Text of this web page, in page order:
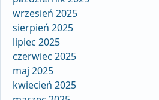
wrzesień 2025
sierpień 2025
lipiec 2025
czerwiec 2025
maj 2025
kwiecień 2025